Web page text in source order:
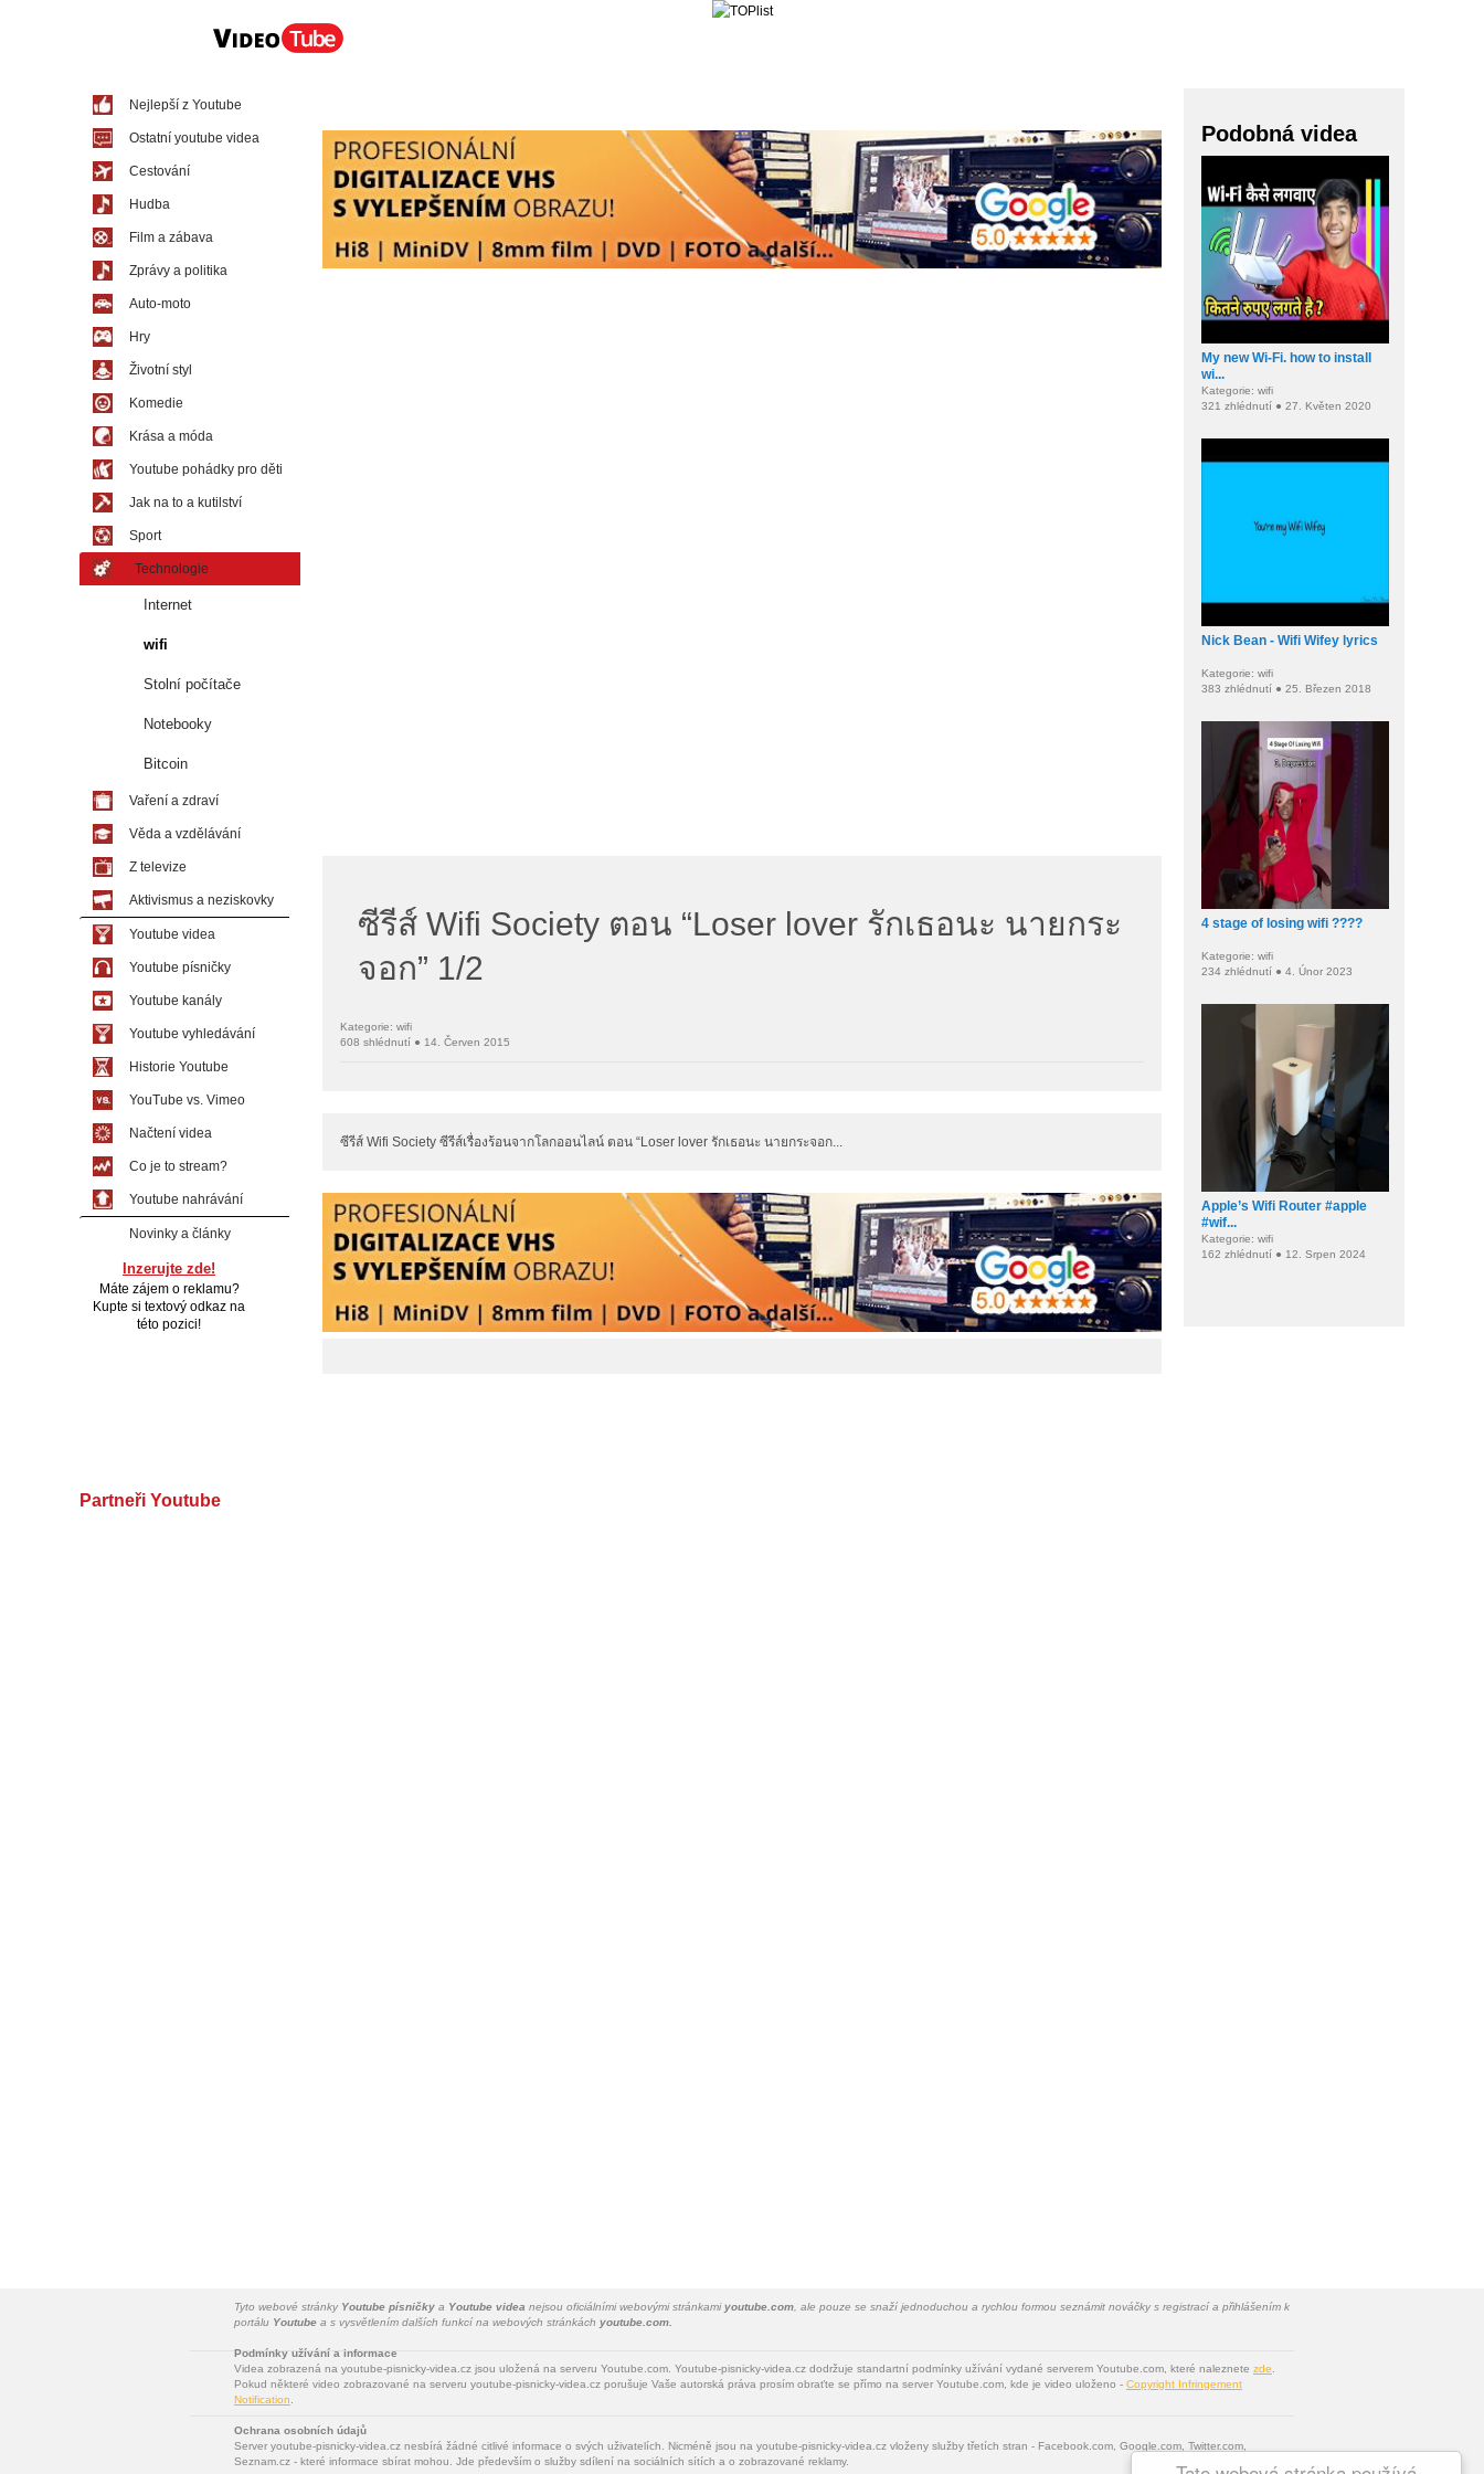
ซีรีส์ Wifi Society ตอน “Loser lover รักเธอนะ นายกระ
จอก” 1/2
Kategorie: wifi
608 shlédnutí ● 14. Červen 2015
ซีรีส์ Wifi Society ซีรีส์เรื่องร้อนจากโลกออนไลน์ ตอน “Loser lover รักเธอนะ นายกระจอก...
Podobná videa
My new Wi-Fi. how to install
wi...
Kategorie: wifi
321 zhlédnutí ● 27. Květen 2020
Nick Bean - Wifi Wifey lyrics
Kategorie: wifi
383 zhlédnutí ● 25. Březen 2018
4 stage of losing wifi ????
Kategorie: wifi
234 zhlédnutí ● 4. Únor 2023
Apple’s Wifi Router #apple
#wif...
Kategorie: wifi
162 zhlédnutí ● 12. Srpen 2024
Nejlepší z Youtube
Ostatní youtube videa
Cestování
Hudba
Film a zábava
Zprávy a politika
Auto-moto
Hry
Životní styl
Komedie
Krása a móda
Youtube pohádky pro děti
Jak na to a kutilství
Sport
Technologie
Internet
wifi
Stolní počítače
Notebooky
Bitcoin
Vaření a zdraví
Věda a vzdělávání
Z televize
Aktivismus a neziskovky
Youtube videa
Youtube písničky
Youtube kanály
Youtube vyhledávání
Historie Youtube
YouTube vs. Vimeo
Načtení videa
Co je to stream?
Youtube nahrávání
Novinky a články
Inzerujte zde!
Máte zájem o reklamu?
Kupte si textový odkaz na
této pozici!
Partneři Youtube
Tyto webové stránky Youtube písničky a Youtube videa nejsou oficiálními webovými stránkamiyoutube.com , ale pouze se snaží jednoduchou a rychlou formou seznámit nováčky s registrací a přihlášením k
portálu Youtube a s vysvětlením dalších funkcí na webových stránkách youtube.com.
Podmínky užívání a informace
Videa zobrazená na youtube-pisnicky-videa.cz jsou uložená na serveru Youtube.com. Youtube-pisnicky-videa.cz dodržuje standartní podmínky užívání vydané serverem Youtube.com, které naleznete zde
Pokud některé video zobrazované na serveru youtube-pisnicky-videa.cz porušuje Vaše autorská práva prosím obraťte se přímo na server Youtube.com, kde je video uloženo - Copyright Infringement
Notification
Ochrana osobních údajů
Server youtube-pisnicky-videa.cz nesbírá žádné citlivé informace o svých uživatelích. Nicméně jsou na youtube-pisnicky-videa.cz vloženy služby třetích stran - Facebook.com, Google.com, Twitter.com,
Seznam.cz - které informace sbírat mohou. Jde především o služby sdílení na sociálních sítích a o zobrazované reklamy.